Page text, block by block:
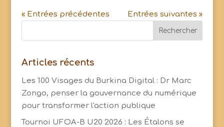
« Entrées précédentes Entrées suivantes »
Articles récents
Les 100 Visages du Burkina Digital : Dr Marc
Zongo, penser la gouvernance du numérique
pour transformer l'action publique
Tournoi UFOA-B U20 2026 : Les Étalons se